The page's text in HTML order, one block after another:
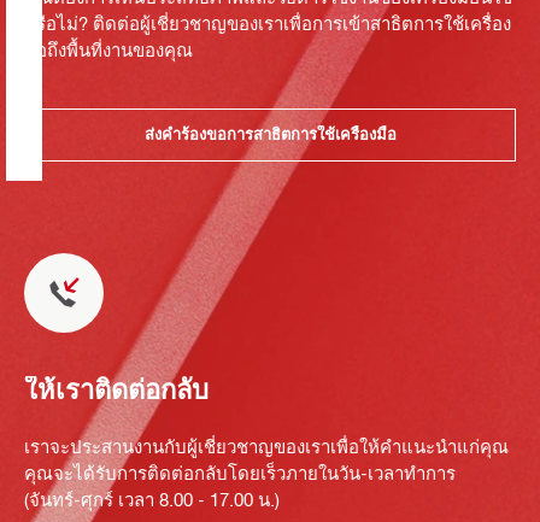
หรือไม่? ติดต่อผู้เชี่ยวชาญของเราเพื่อการเข้าสาธิตการใช้เครื่อง
มือถึงพื้นที่งานของคุณ
ส่งคำร้องขอการสาธิตการใช้เครื่องมือ
ให้เราติดต่อกลับ
เราจะประสานงานกับผู้เชี่ยวชาญของเราเพื่อให้คำแนะนำแก่คุณ
คุณจะได้รับการติดต่อกลับโดยเร็วภายในวัน-เวลาทำการ
(จันทร์-ศุกร์ เวลา 8.00 - 17.00 น.)